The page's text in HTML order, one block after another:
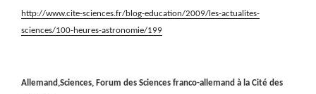
http://www.cite-sciences.fr/blog-education/2009/les-actualites-
sciences/100-heures-astronomie/199
Allemand,Sciences, Forum des Sciences franco-allemand à la Cité des